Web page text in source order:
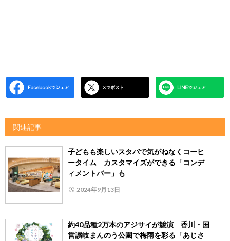
関連記事
子どもも楽しいスタバで気がねなくコーヒ
ータイム カスタマイズができる「コンデ
ィメントバー」も
2024年9月13日
約40品種2万本のアジサイが競演 香川・国
営讃岐まんのう公園で梅雨を彩る「あじさ